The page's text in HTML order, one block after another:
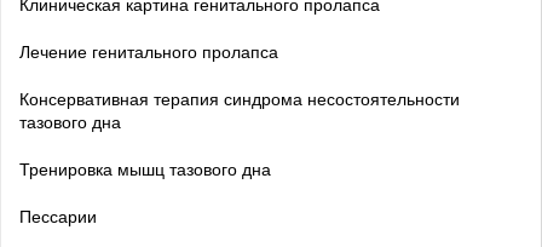
Лечение генитального пролапса
Консервативная терапия синдрома несостоятельности
тазового дна
Тренировка мышц тазового дна
Пессарии